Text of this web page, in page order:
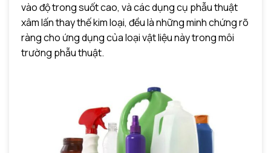
vào độ trong suốt cao, và các dụng cụ phẫu thuật
xâm lấn thay thế kim loại, đều là những minh chứng rõ
ràng cho ứng dụng của loại vật liệu này trong môi
trường phẫu thuật.